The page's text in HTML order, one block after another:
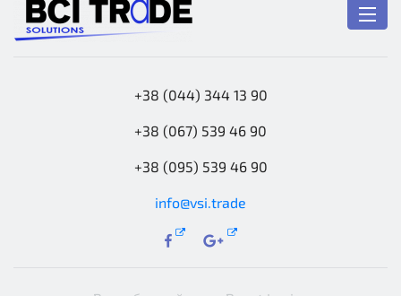
+38 (044) 344 13 90
+38 (067) 539 46 90
+38 (095) 539 46 90
info@vsi.trade